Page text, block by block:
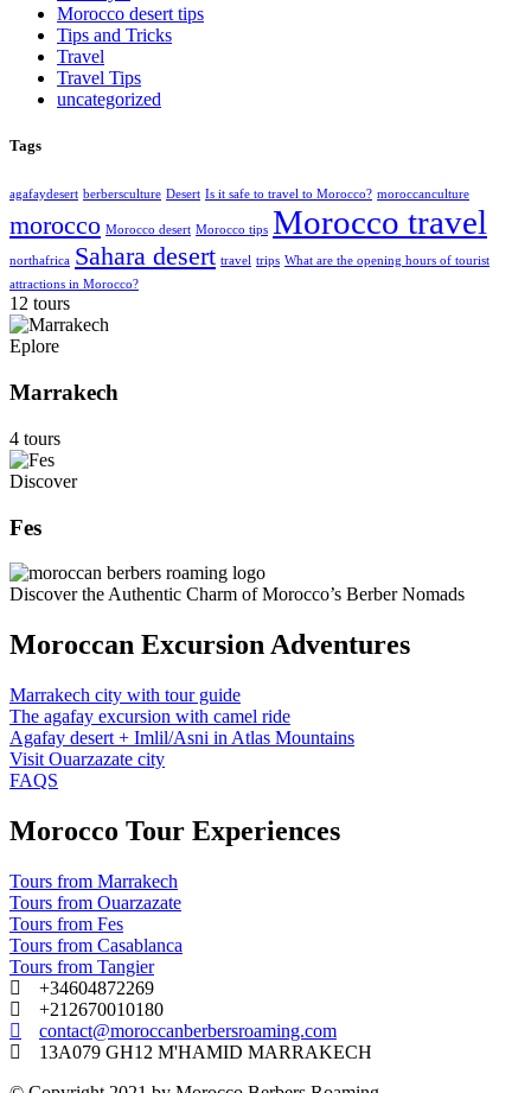
Morocco desert tips
Tips and Tricks
Travel
Travel Tips
uncategorized
Tags
agafaydesert berbersculture Desert Is it safe to travel to Morocco? moroccanculture
morocco Morocco desert Morocco tips Morocco travel
northafrica Sahara desert travel trips What are the opening hours of tourist
attractions in Morocco?
12 tours
Eplore
Marrakech
4 tours
Discover
Fes
Discover the Authentic Charm of Morocco’s Berber Nomads
Moroccan Excursion Adventures
Marrakech city with tour guide
The agafay excursion with camel ride
Agafay desert + Imlil/Asni in Atlas Mountains
Visit Ouarzazate city
FAQS
Morocco Tour Experiences
Tours from Marrakech
Tours from Ouarzazate
Tours from Fes
Tours from Casablanca
Tours from Tangier
+34604872269
+212670010180
contact@moroccanberbersroaming.com
13A079 GH12 M'HAMID MARRAKECH